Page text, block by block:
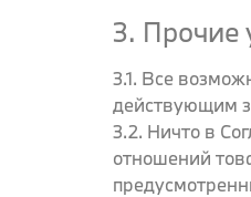
3. Прочие
3.1. Все
действующим
3.2. Ничто в
отношений